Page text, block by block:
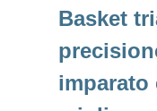
Basket
imparato